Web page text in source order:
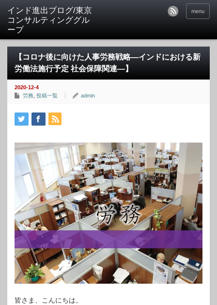
インド進出ブログ/東京
コンサルティンググル
ープ
menu
【コロナ後に向けた人事労務戦略―インドにおける新
労働法施行予定 社会保障関連―】
2020-12-4
労務 投稿一覧 admin
皆さま、こんにちは。